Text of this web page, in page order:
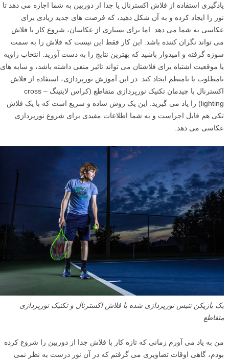
یادگیری استفاده از فلاش اکسترنال یا جدا از دوربین به شما اجازه می دهد تا
نور را ایجاد کرده و به آن شکل دهید، که فرصت های جدید زیادی برای
عکاسی به شما می دهد. اما برای بسیاری از عکاسان، شروع کار با فلاش
می تواند نگران کننده باشد. این کار فقط این نیست که فلاش را به سمت
سوژه گرفته و امیدوار باشید که بهترین نتایج را به دست آورید. انتخاب زاویه
یا موقعیت اشتباه برای فلاشتان می تواند تاثیر منفی داشته باشد، و سایه های
نامطلوب یا نامنظم ایجاد کند. در این آموزش نورپردازی، استفاده از فلاش
اکسترنال با چیدمان تکنیک نورپردازی متقاطع (کراس لایتینگ – cross
lighting) را یاد می گیرید. این یک روش ساده و سریع است که با یک فلاش
تکی هم قابل اجراست و به شما اطلاعات مفیدی برای شروع نورپردازی
عکاسی می دهد.
یک بازیکن تنیس نورپردازی شده با فلاش اکسترنال و تکنیک نورپردازی
متقاطع
من به یاد می آورم زمانی که تازه کار با فلاش جدا از دوربین را شروع کرده
بودم، گاهی اوقات تصاویری می گرفتم که در آن نور درست به نظر نمی